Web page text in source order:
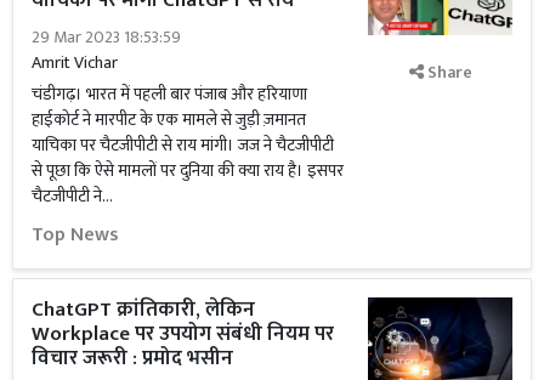
29 Mar 2023 18:53:59
Amrit Vichar
चंडीगढ़। भारत में पहली बार पंजाब और हरियाणा
हाईकोर्ट ने मारपीट के एक मामले से जुड़ी ज़मानत
याचिका पर चैटजीपीटी से राय मांगी। जज ने चैटजीपीटी
से पूछा कि ऐसे मामलों पर दुनिया की क्या राय है। इसपर
चैटजीपीटी ने...
Top News
Share
ChatGPT क्रांतिकारी, लेकिन
Workplace पर उपयोग संबंधी नियम पर
विचार जरूरी : प्रमोद भसीन